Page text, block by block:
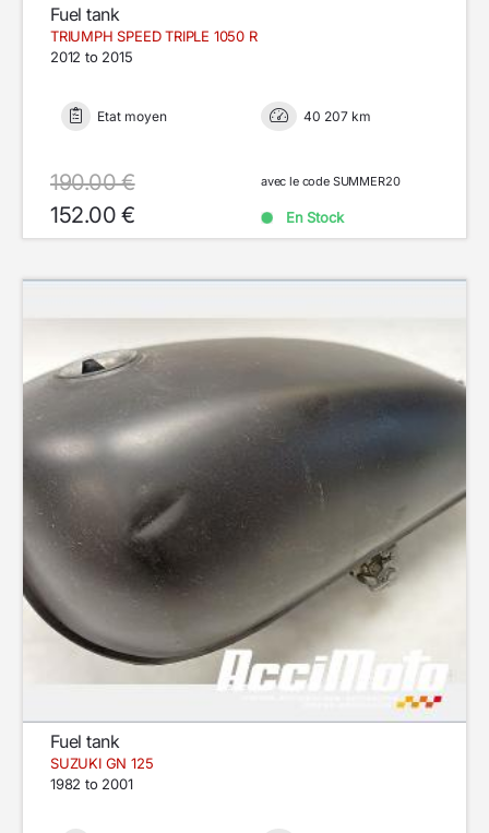
Fuel tank
TRIUMPH SPEED TRIPLE 1050 R
2012 to 2015
Etat moyen 40 207 km
190.00 €
152.00 €
avec le code SUMMER20
En Stock
Fuel tank
SUZUKI GN 125
1982 to 2001